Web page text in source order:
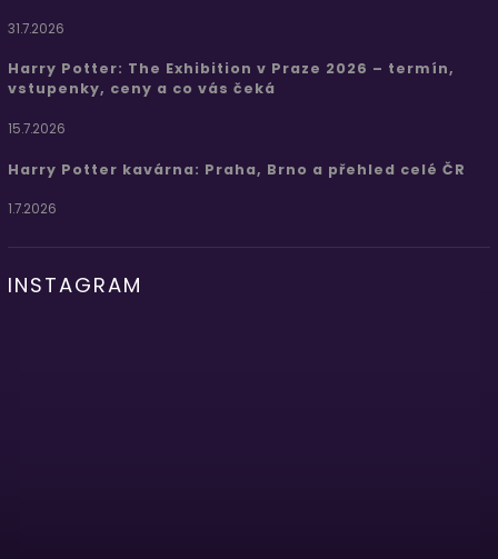
31.7.2026
Harry Potter: The Exhibition v Praze 2026 – termín,
vstupenky, ceny a co vás čeká
15.7.2026
Harry Potter kavárna: Praha, Brno a přehled celé ČR
1.7.2026
INSTAGRAM